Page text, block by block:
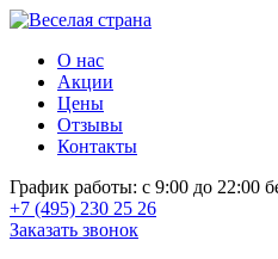
О нас
Акции
Цены
Отзывы
Контакты
График работы: с 9:00 до 22:00
+7 (495) 230 25 26
Заказать звонок